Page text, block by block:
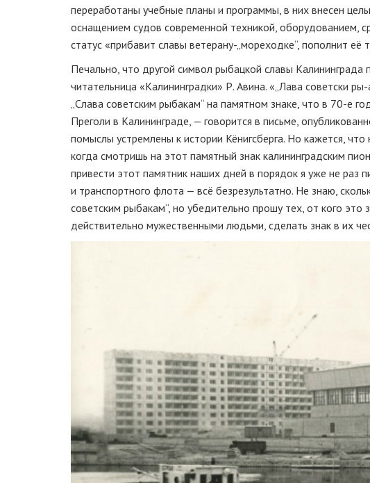
переработаны учебные планы и программы, в них внесен
оснащением судов современной техникой, оборудованием,
статус «прибавит славы ветерану-„мореходке“, пополнит её
Печально, что другой символ рыбацкой славы
читательница «Калининградки» Р. Авина. «„Лава советски
„Слава советским рыбакам“ на памятном знаке, что в 70-е
Преголи в Калининграде, — говорится в письме,
помыслы устремлены к истории Кёнигсберга. Но кажется,
когда смотришь на этот памятный знак калининградским
привести этот памятник наших дней в порядок я уже не раз
и транспортного флота — всё безрезультатно. Не знаю,
советским рыбакам“, но убедительно прошу тех, от кого
действительно мужественными людьми, сделать знак в их